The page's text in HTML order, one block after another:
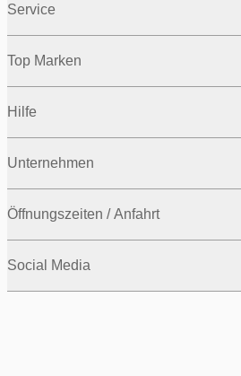
Service
Top Marken
Hilfe
Unternehmen
Öffnungszeiten / Anfahrt
Social Media